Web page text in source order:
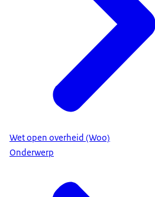
Wet open overheid (Woo)
Onderwerp